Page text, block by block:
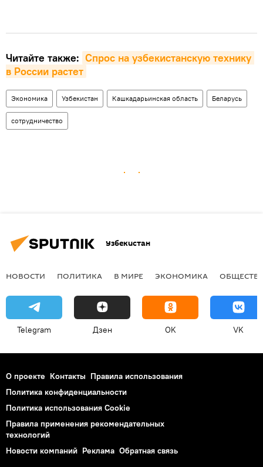
Читайте также: Спрос на узбекистанскую технику
в России растет
Экономика Узбекистан Кашкадарьинская область Беларусь
сотрудничество
Узбекистан
НОВОСТИ ПОЛИТИКА В МИРЕ ЭКОНОМИКА
Telegram Дзен OK VK
О проекте Контакты Правила использования
Политика конфиденциальности
Политика использования Cookie
Правила применения рекомендательных
технологий
Новости компаний Реклама Обратная связь